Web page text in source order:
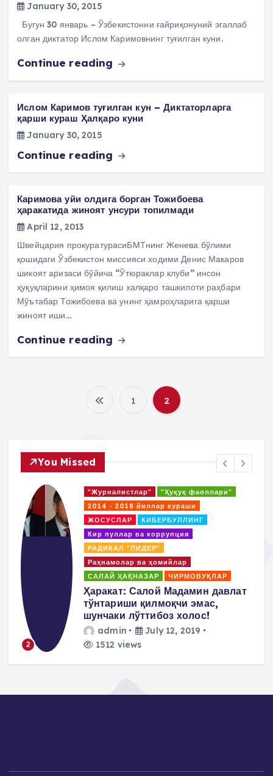
January 30, 2015
Бугун 30 январь – Ўзбекистонни ғайриқонуний эгаллаб
олган диктатор Ислом Каримовнинг туғилган куни.
Continue reading
Ислом Каримов туғилган кун – Диктаторларга
қарши кураш Ҳалқаро куни
January 30, 2015
Continue reading
Каримова уйи олдига борган Тожибоева
ҳаракатида жиноят унсури топилмади
April 12, 2013
Швейцария прокуратурасиБМТнинг Женева бўлими
қошидаги Ўзбекистон миссияси ходими Денис Макаров
шикоят аризаси бўйича “Ўтюраклар клуби” инсон
ҳуқуқларини ҳимоя қилиш халқаро ташкилоти раҳбари
Мўътабар Тожибоева ва унинг ҳамроҳларига қарши
жиноят иши…
Continue reading
P
t
s
p
a
g
i
1 2
You Missed
2
"Журналистлар"
"Ҳуқуқ фаоллари"
2014 - 2018 йиллар кураши
ЖОСУСЛАР
КИБЕРБУЛЛИНГ
Кир пуллар ва коррупция
РАДИКАЛ "ЛИДЕР"
Раҳнамолар ва ҳомийлар
САЛАЙ ҲАҚНАЗАР
ЧИРМОВУҚЛАР
Ҳаракат: Салой Мадамин давлат
тўнтариши қилмоқчи эмас,
шунчаки лўттибоз холос!
admin
July 12, 2019
1512 views